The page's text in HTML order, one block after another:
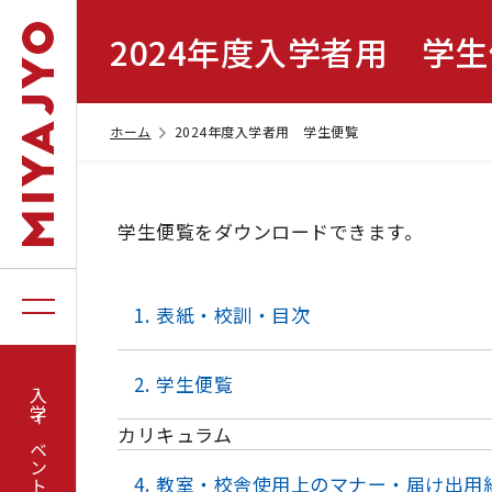
入学イベント
2024年度入学者用 学
ホーム 2024年度入学者用 学生便覧
学生便覧をダウンロードできます。
表紙・校訓・目次
学生便覧
カリキュラム
教室・校舎使用上のマナー・届け出用